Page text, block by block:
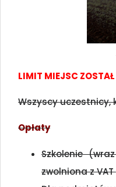
LIMIT MIEJSC
Wszyscy uczestnicy,
Opłaty
Szkolenie
zwolniona z